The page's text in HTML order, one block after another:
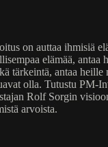
on auttaa ihmisiä
elämää, antaa
tärkeintä, antaa heille
olla. Tutustu PM-
Rolf Sorgin
arvoista.